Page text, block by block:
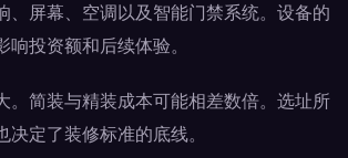
、屏幕、空调以及智能门禁系统。设备的
响投资额和后续体验。
。简装与精装成本可能相差数倍。选址所
定了装修标准的底线。